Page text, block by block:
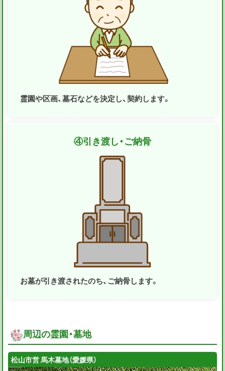
霊園や区画、墓石などを決定し、契約します。
④引き渡し・ご納骨
お墓が引き渡されたのち、ご納骨します。
周辺の霊園・墓地
松山市営 馬木墓地（愛媛県）